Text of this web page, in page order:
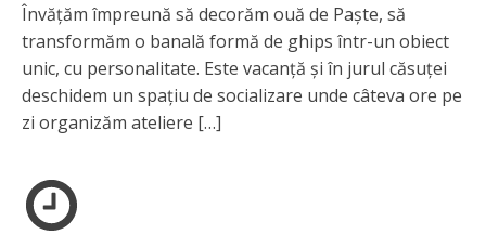
Învățăm împreună să decorăm ouă de Paște, să
transformăm o banală formă de ghips într-un obiect
unic, cu personalitate. Este vacanță și în jurul căsuței
deschidem un spațiu de socializare unde câteva ore pe
zi organizăm ateliere […]